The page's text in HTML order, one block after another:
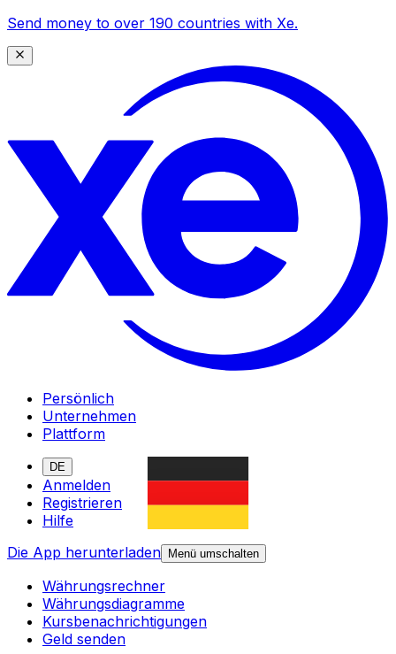
Send money to over 190 countries with Xe.
Persönlich
Unternehmen
Plattform
DE
Anmelden
Registrieren
Hilfe
Die App herunterladen
Menü umschalten
Währungsrechner
Währungsdiagramme
Kursbenachrichtigungen
Geld senden